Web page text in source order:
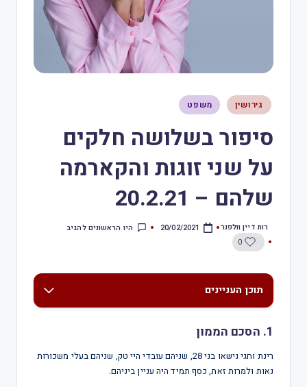
גירושין משפט
סיפור בשלושה חלקים
על שני זוגות והקארמה
שלהם – 20.2.21
רות דיין וולפנר 20/02/2021
היו הראשונים להגיב
0
תוכן העניינים
1. הסכם הממון
רינת וחגי נישאו בני 28, שניהם עובדי היי טק, שניהם בעלי משכורות
נאות ולמרות זאת, כסף תמיד היה עניין ביניהם.